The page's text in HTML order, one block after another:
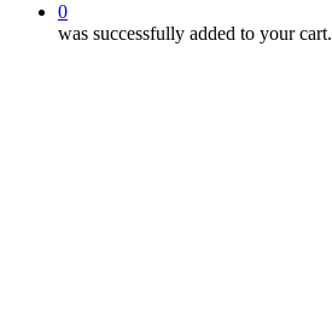
0
was successfully added to your cart.